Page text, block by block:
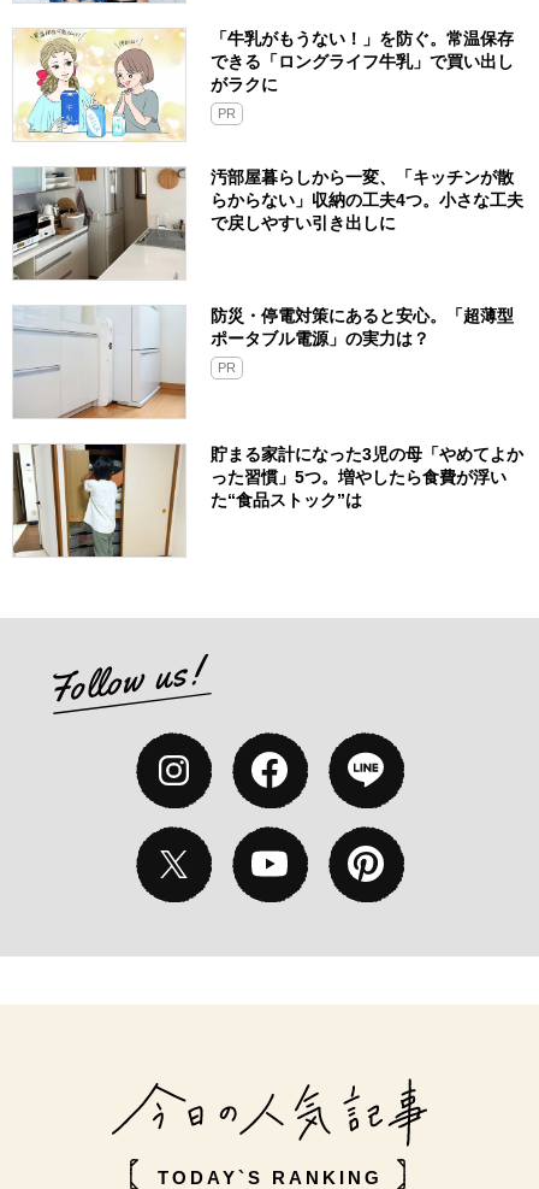
「牛乳がもうない！」を防ぐ。常温保存
できる「ロングライフ牛乳」で買い出し
がラクに
PR
汚部屋暮らしから一変、「キッチンが散
らからない」収納の工夫4つ。小さな工夫
で戻しやすい引き出しに
防災・停電対策にあると安心。「超薄型
ポータブル電源」の実力は？​
PR
貯まる家計になった3児の母「やめてよか
った習慣」5つ。増やしたら食費が浮い
た“食品ストック”は
TODAY`S RANKING